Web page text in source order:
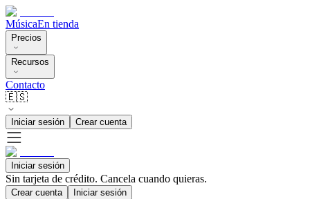
MúsicaEn tienda
Precios
Recursos
Contacto
🇪🇸
Iniciar sesión Crear cuenta
Iniciar sesión
Sin tarjeta de crédito. Cancela cuando quieras.
Crear cuenta Iniciar sesión